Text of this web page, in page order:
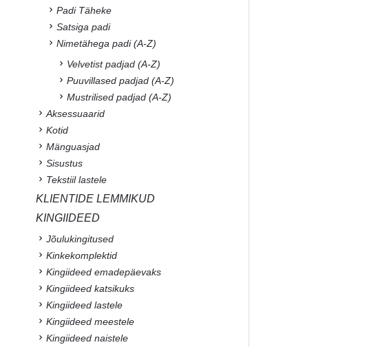
Padi Täheke
Satsiga padi
Nimetähega padi (A-Z)
Velvetist padjad (A-Z)
Puuvillased padjad (A-Z)
Mustrilised padjad (A-Z)
Aksessuaarid
Kotid
Mänguasjad
Sisustus
Tekstiil lastele
KLIENTIDE LEMMIKUD
KINGIIDEED
Jõulukingitused
Kinkekomplektid
Kingiideed emadepäevaks
Kingiideed katsikuks
Kingiideed lastele
Kingiideed meestele
Kingiideed naistele